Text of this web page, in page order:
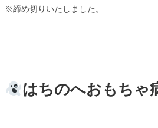
※締め切りいたしました。
はちのへおもちゃ